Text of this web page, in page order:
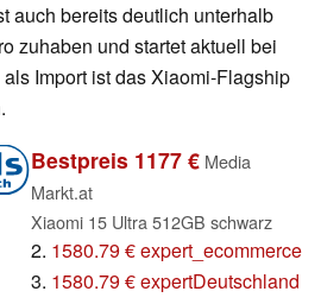
auch bereits deutlich unterhalb
zuhaben und startet aktuell bei
Import ist das Xiaomi-Flagship
Bestpreis 1177 € Media
Markt.at
Xiaomi 15 Ultra 512GB schwarz
2. 1580.79 € expert_ecommerce
3. 1580.79 € expertDeutschland